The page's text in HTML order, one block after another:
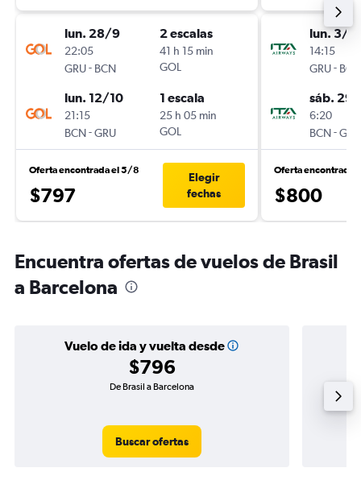
lun. 28/9
22:05
GRU- BCN
2 escalas
41 h 15 min
GOL
lun. 12/10
21:15
BCN-GRU
1 escala
25 h 05 min
GOL
Oferta encontrada el 5/8
$797
Elegir
fechas
lun. 3/8
14:15
GRU- BCN
sáb.
6:20
BCN-GRU
Oferta encontrada
$800
Encuentra ofertas de vuelos de Brasil
a Barcelona
Vuelo de ida y vuelta desde
$796
De Brasil a Barcelona
Buscar ofertas